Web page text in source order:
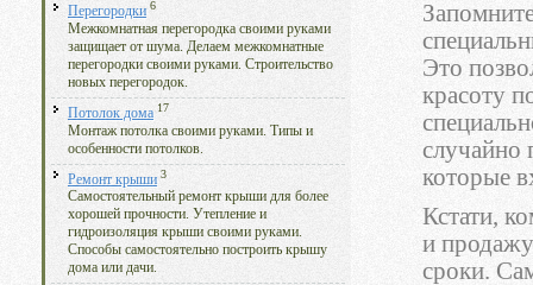
Перегородки 6
Межкомнатная перегородка своими руками
защищает от шума. Делаем межкомнатные
перегородки своими руками. Строительство
новых перегородок.
Потолок дома 17
Монтаж потолка своими руками. Типы и
особенности потолков.
Ремонт крыши 3
Самостоятельный ремонт крыши для более
хорошей прочности. Утепление и
гидроизоляция крыши своими руками.
Способы самостоятельно построить крышу
дома или дачи.
Это
красоту
случайно
которые
Кстати,
и
сроки.